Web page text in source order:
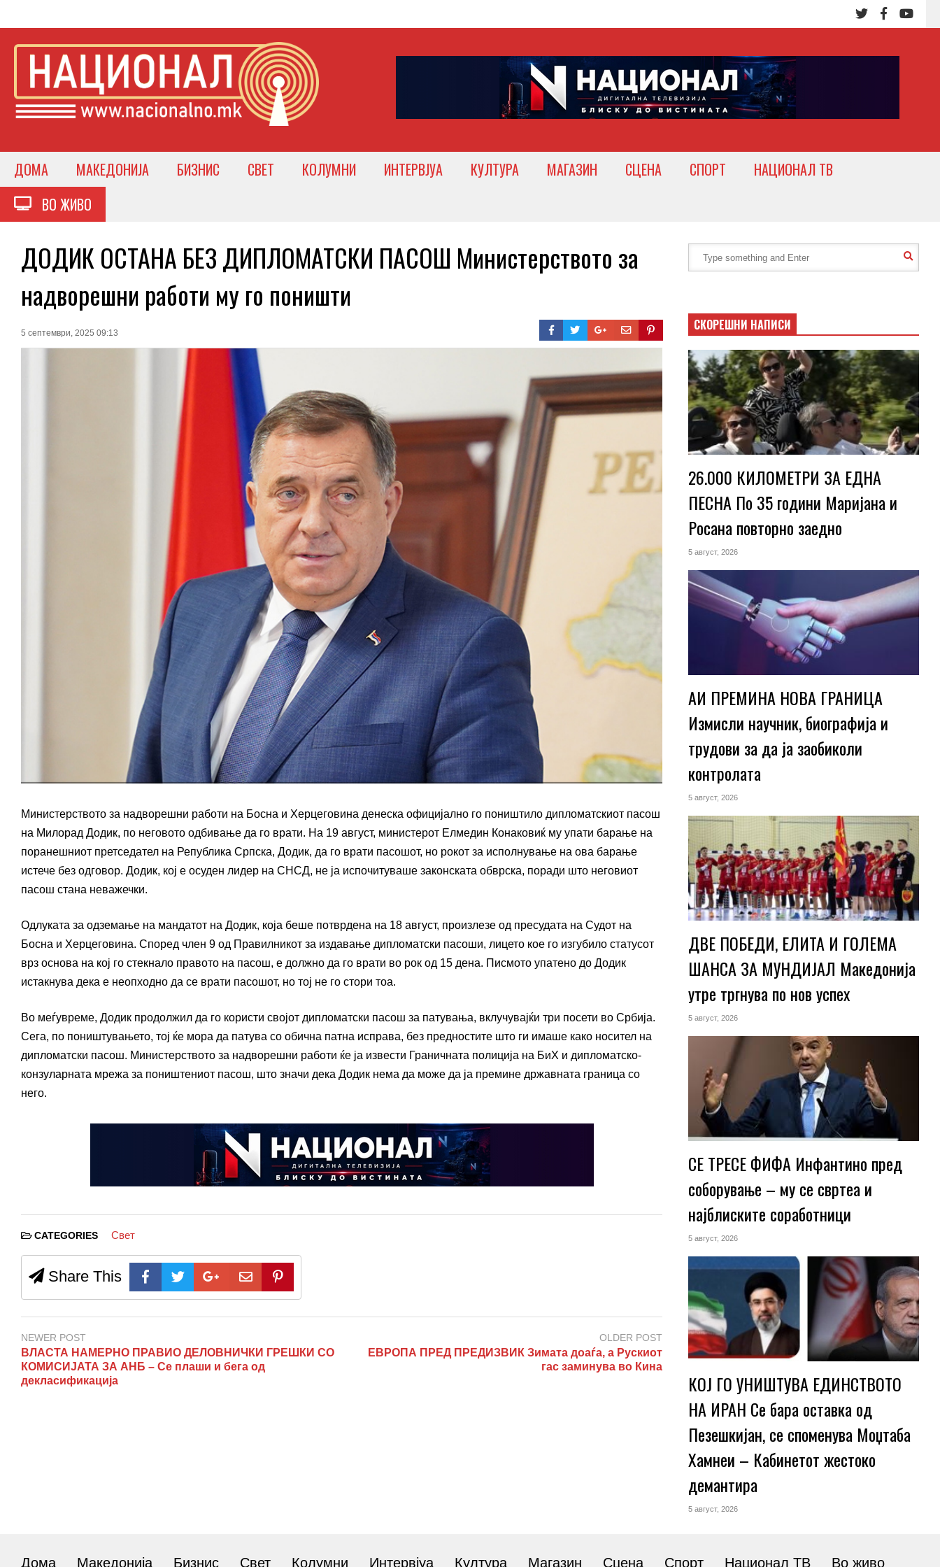
ДОМА МАКЕДОНИЈА БИЗНИС СВЕТ КОЛУМНИ ИНТЕРВЈУА КУЛТУРА МАГАЗИН СЦЕНА СПОРТ
НАЦИОНАЛ ТВ
ВО ЖИВО
ДОДИК ОСТАНА БЕЗ ДИПЛОМАТСКИ ПАСОШ Министерството за
надворешни работи му го поништи
5 септември, 2025 09:13
Министерството за надворешни работи на Босна и Херцеговина денеска официјално го поништило дипломатскиот пасош
на Милорад Додик, по неговото одбивање да го врати. На 19 август, министерот Елмедин Конаковиќ му упати барање на
поранешниот претседател на Република Српска, Додик, да го врати пасошот, но рокот за исполнување на ова барање
истече без одговор. Додик, кој е осуден лидер на СНСД, не ја испочитуваше законската обврска, поради што неговиот
пасош стана неважечки.
Одлуката за одземање на мандатот на Додик, која беше потврдена на 18 август, произлезе од пресудата на Судот на
Босна и Херцеговина. Според член 9 од Правилникот за издавање дипломатски пасоши, лицето кое го изгубило статусот
врз основа на кој го стекнало правото на пасош, е должно да го врати во рок од 15 дена. Писмото упатено до Додик
истакнува дека е неопходно да се врати пасошот, но тој не го стори тоа.
Во меѓувреме, Додик продолжил да го користи својот дипломатски пасош за патувања, вклучувајќи три посети во Србија.
Сега, по поништувањето, тој ќе мора да патува со обична патна исправа, без предностите што ги имаше како носител на
дипломатски пасош. Министерството за надворешни работи ќе ја извести Граничната полиција на БиХ и дипломатско-
конзуларната мрежа за поништениот пасош, што значи дека Додик нема да може да ја премине државната граница со
него.
CATEGORIES Свет
Share This
NEWER POST
ВЛАСТА НАМЕРНО ПРАВИО ДЕЛОВНИЧКИ ГРЕШКИ СО
КОМИСИЈАТА ЗА АНБ – Се плаши и бега од
декласификација
OLDER POST
ЕВРОПА ПРЕД ПРЕДИЗВИК Зимата доаѓа, а Рускиот
гас заминува во Кина
СКОРЕШНИ НАПИСИ
26.000 КИЛОМЕТРИ ЗА ЕДНА
ПЕСНА По 35 години Маријана и
Росана повторно заедно
5 август, 2026
АИ ПРЕМИНА НОВА ГРАНИЦА
Измисли научник, биографија и
трудови за да ја заобиколи
контролата
5 август, 2026
ДВЕ ПОБЕДИ, ЕЛИТА И ГОЛЕМА
ШАНСА ЗА МУНДИЈАЛ Македонија
утре тргнува по нов успех
5 август, 2026
СЕ ТРЕСЕ ФИФА Инфантино пред
соборување – му се свртеа и
најблиските соработници
5 август, 2026
КОЈ ГО УНИШТУВА ЕДИНСТВОТО
НА ИРАН Се бара оставка од
Пезешкијан, се споменува Моџтаба
Хамнеи – Кабинетот жестоко
демантира
5 август, 2026
Дома Македонија Бизнис Свет Колумни Интервјуа Култура Магазин Сцена Спорт Национал ТВ Во живо